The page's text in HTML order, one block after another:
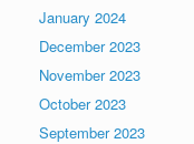
January 2024
December 2023
November 2023
October 2023
September 2023